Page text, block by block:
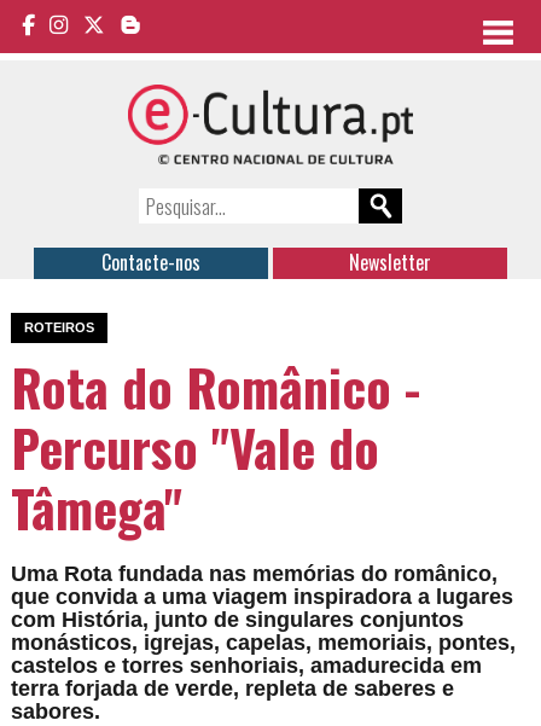
Contacte-nos Newsletter
ROTEIROS
Rota do Românico -
Percurso "Vale do
Tâmega"
Uma Rota fundada nas memórias do românico,
que convida a uma viagem inspiradora a lugares
com História, junto de singulares conjuntos
monásticos, igrejas, capelas, memoriais, pontes,
castelos e torres senhoriais, amadurecida em
terra forjada de verde, repleta de saberes e
sabores.